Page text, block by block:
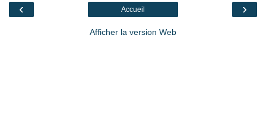
‹ ›
Accueil
Afficher la version Web